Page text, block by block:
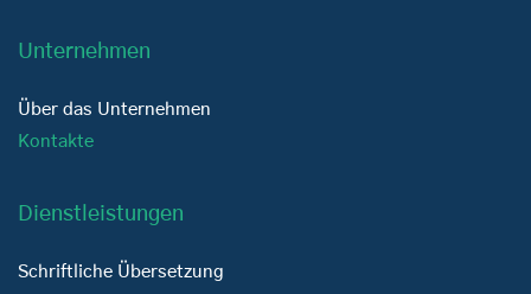
Unternehmen
Über das Unternehmen
Kontakte
Dienstleistungen
Schriftliche Übersetzung